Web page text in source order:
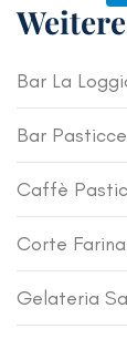
Bar La
Bar
Caffè
Corte
Gelateria